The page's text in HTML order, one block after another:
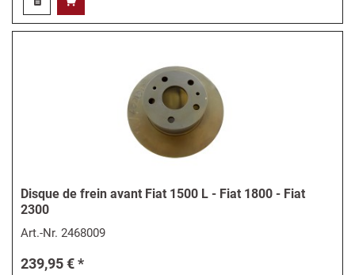
Disque de frein avant Fiat 1500 L - Fiat 1800 - Fiat
2300
Art.-Nr.2468009
239,95 € *